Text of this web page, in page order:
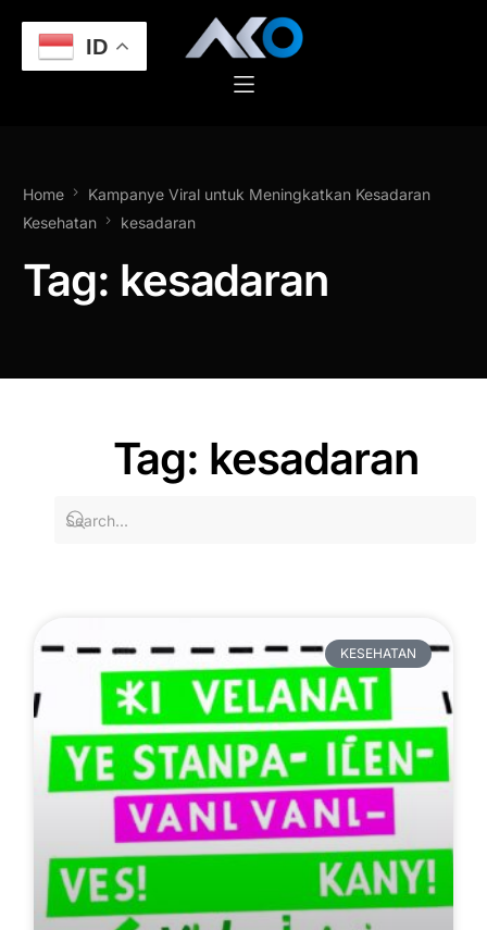
Home
Kampanye Viral untuk Meningkatkan Kesadaran
Kesehatan
kesadaran
Tag: kesadaran
Tag: kesadaran
KESEHATAN
ID